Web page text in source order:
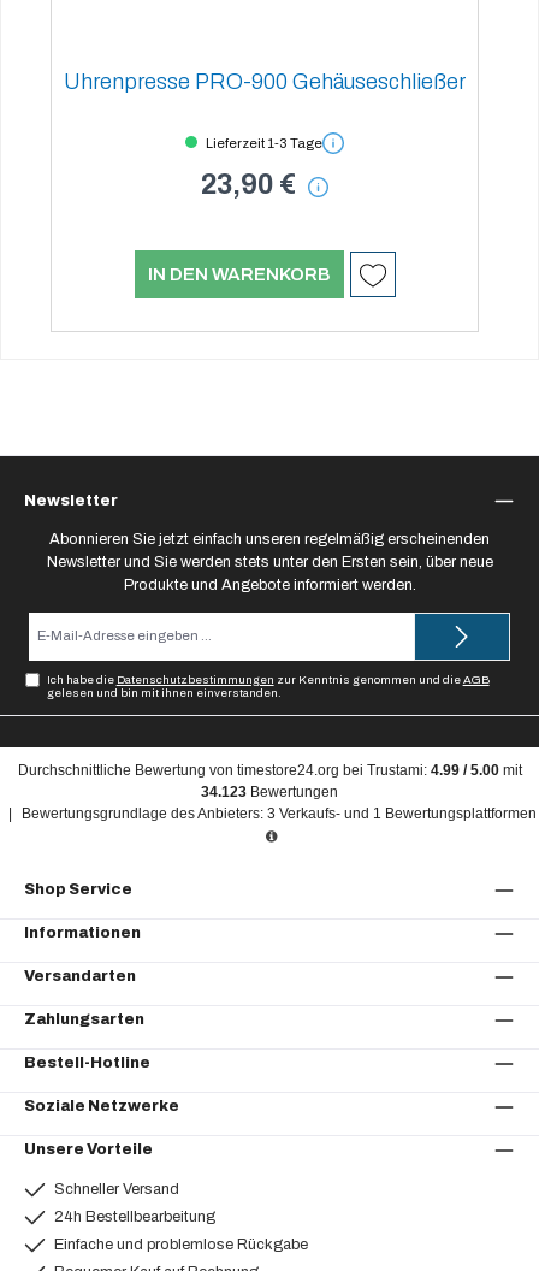
Uhrenpresse PRO-900 Gehäuseschließer
Lieferzeit 1-3 Tage
23,90 €
IN DEN WARENKORB
Durchschnittliche Bewertung von timestore24.org bei Trustami: 4.99/5.00mit
34.123 Bewertungen
Bewertungsgrundlage des Anbieters: 3 Verkaufs- und 1 Bewertungsplattformen
Newsletter
Abonnieren Sie jetzt einfach unseren regelmäßig erscheinenden
Newsletter und Sie werden stets unter den Ersten sein, über neue
Produkte und Angebote informiert werden.
Ich habe die Datenschutzbestimmungen zur Kenntnis genommen und dieAGB
gelesen und bin mit ihnen einverstanden.
Shop Service
Informationen
Versandarten
Zahlungsarten
Bestell-Hotline
Soziale Netzwerke
Unsere Vorteile
Schneller Versand
24h Bestellbearbeitung
Einfache und problemlose Rückgabe